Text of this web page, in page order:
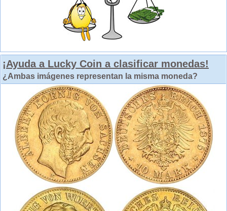
¡Ayuda a Lucky Coin a clasificar monedas!
¿Ambas imágenes representan la misma moneda?